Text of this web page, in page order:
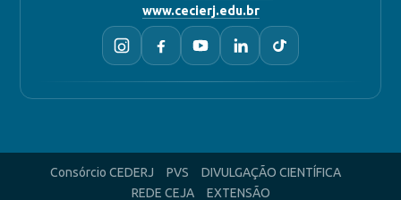
www.cecierj.edu.br
Consórcio CEDERJ PVS
DIVULGAÇÃO CIENTÍFICA
REDE CEJA
EXTENSÃO